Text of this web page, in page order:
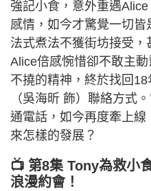
強記小食，意外重遇
感情，如今才驚覺一切
法式煮法不獲街坊接受，
Alice倍感惋惜卻不敢主
不撓的精神，終於找回
（吳海昕 飾）聯絡方式
通電話，如今再度牽上
來怎樣的發展？
📺 第8集 Tony為救小
浪漫約會！